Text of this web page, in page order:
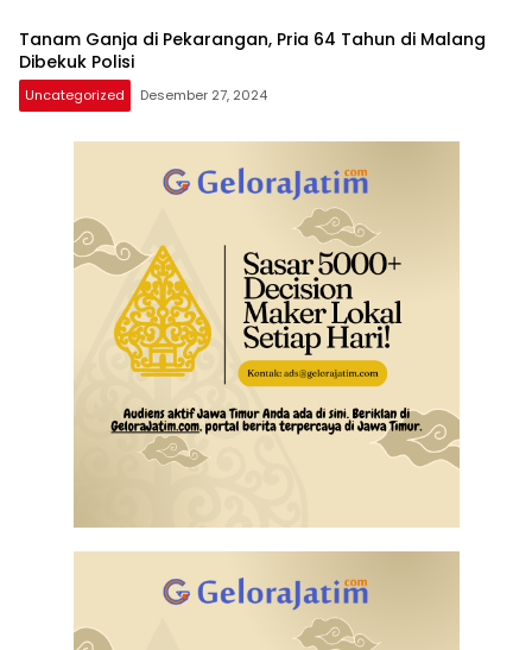
Tanam Ganja di Pekarangan, Pria 64 Tahun di Malang
Dibekuk Polisi
Uncategorized Desember 27, 2024